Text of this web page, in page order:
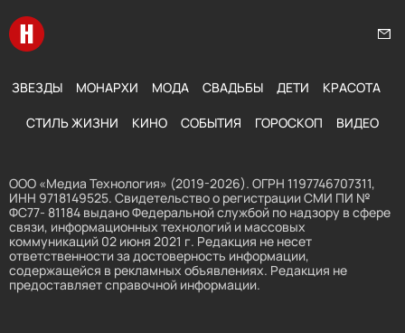
Перейти на главную
ЗВЕЗДЫ МОНАРХИ МОДА СВАДЬБЫ ДЕТИ КРАСОТА
СТИЛЬ ЖИЗНИ КИНО СОБЫТИЯ ГОРОСКОП ВИДЕО
ООО «Медиа Технология» (2019-2026). ОГРН 1197746707311,
ИНН 9718149525. Свидетельство о регистрации СМИ ПИ №
ФС77- 81184 выдано Федеральной службой по надзору в сфере
связи, информационных технологий и массовых
коммуникаций 02 июня 2021 г. Редакция не несет
ответственности за достоверность информации,
содержащейся в рекламных объявлениях. Редакция не
предоставляет справочной информации.